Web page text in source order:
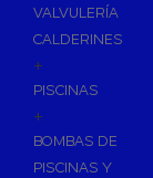
VALVULERÍA
CALDERINES
+
PISCINAS
+
BOMBAS DE
PISCINAS Y